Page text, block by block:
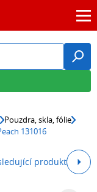
Pouzdra, skla, fólie
131016
produkt